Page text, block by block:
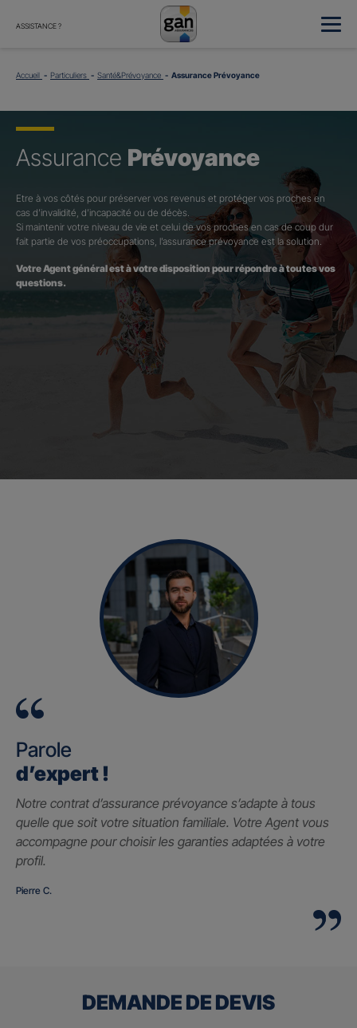
ASSISTANCE ?
Accueil Particuliers Santé&Prévoyance Assurance Prévoyance
Assurance Prévoyance
Etre à vos côtés pour préserver vos revenus et protéger vos proches en
cas d’invalidité, d’incapacité ou de décès.
Si maintenir votre niveau de vie et celui de vos proches en cas de coup dur
fait partie de vos préoccupations, l’assurance prévoyance est la solution.
Votre Agent général est à votre disposition pour répondre à toutes vos
questions.
Parole
d’expert !
Notre contrat d’assurance prévoyance s’adapte à tous
quelle que soit votre situation familiale. Votre Agent vous
accompagne pour choisir les garanties adaptées à votre
profil.
Pierre C.
DEMANDE DE DEVIS